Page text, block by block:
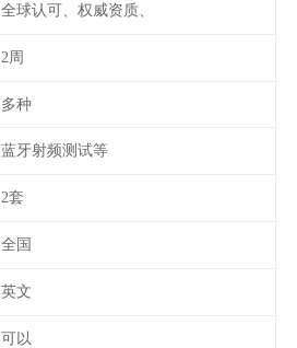
全球认可、权威资质、
2周
多种
蓝牙射频测试等
2套
全国
英文
可以